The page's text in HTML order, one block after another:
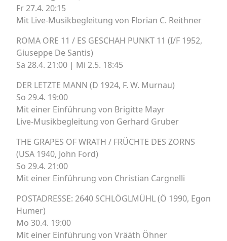
Fr 27.4. 20:15
Mit Live-Musikbegleitung von Florian C. Reithner
ROMA ORE 11 / ES GESCHAH PUNKT 11 (I/F 1952,
Giuseppe De Santis)
Sa 28.4. 21:00 | Mi 2.5. 18:45
DER LETZTE MANN (D 1924, F. W. Murnau)
So 29.4. 19:00
Mit einer Einführung von Brigitte Mayr
Live-Musikbegleitung von Gerhard Gruber
THE GRAPES OF WRATH / FRÜCHTE DES ZORNS
(USA 1940, John Ford)
So 29.4. 21:00
Mit einer Einführung von Christian Cargnelli
POSTADRESSE: 2640 SCHLÖGLMÜHL (Ö 1990, Egon
Humer)
Mo 30.4. 19:00
Mit einer Einführung von Vrääth Öhner